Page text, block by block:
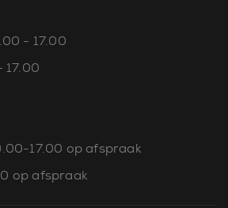
- 17.00
17.00
17.00 op afspraak
op afspraak